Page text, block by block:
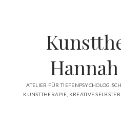
ATELIER FÜR
KUNSTTHERAPIE, KREATIVE